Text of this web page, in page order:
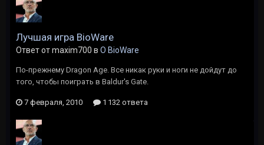
Лучшая игра BioWare
Ответ от maxim700 в O BioWare
По-прежнему Dragon Age. Все никак руки и ноги не дойдут до
того, чтобы поиграть в Baldur's Gate.
7 февраля, 2010 1 132 ответа